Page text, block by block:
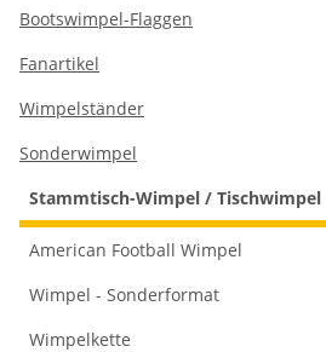
Bootswimpel-Flaggen
Fanartikel
Wimpelständer
Sonderwimpel
Stammtisch-Wimpel / Tischwimpel
American Football Wimpel
Wimpel - Sonderformat
Wimpelkette